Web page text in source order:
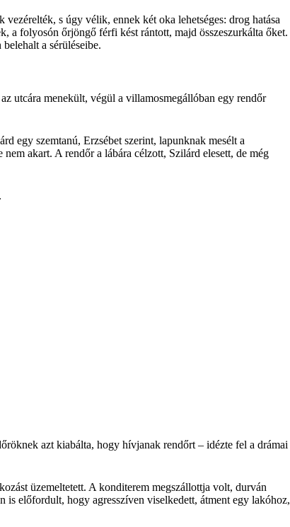
s úgy vélik, ennek két oka lehetséges: drog hatása
a folyosón őrjöngő férfi kést rántott, majd összeszurkálta őket.
a sérüléseibe.
utcára menekült, végül a villamosmegállóban egy rendőr
egy szemtanú, Erzsébet szerint, lapunknak mesélt a
akart. A rendőr a lábára célzott, Szilárd elesett, de még
azt kiabálta, hogy hívjanak rendőrt – idézte fel a drámai
üzemeltetett. A konditerem megszállottja volt, durván
előfordult, hogy agresszíven viselkedett, átment egy lakóhoz,